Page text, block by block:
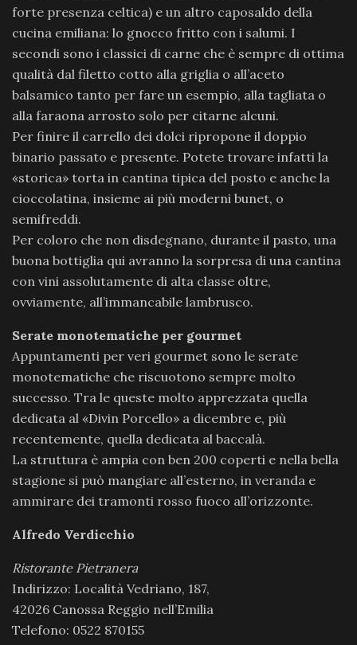
forte presenza celtica) e un altro caposaldo della
cucina emiliana: lo gnocco fritto con i salumi. I
secondi sono i classici di carne che è sempre di ottima
qualità dal filetto cotto alla griglia o all’aceto
balsamico tanto per fare un esempio, alla tagliata o
alla faraona arrosto solo per citarne alcuni.
Per finire il carrello dei dolci ripropone il doppio
binario passato e presente. Potete trovare infatti la
«storica» torta in cantina tipica del posto e anche la
cioccolatina, insieme ai più moderni bunet, o
semifreddi.
Per coloro che non disdegnano, durante il pasto, una
buona bottiglia qui avranno la sorpresa di una cantina
con vini assolutamente di alta classe oltre,
ovviamente, all’immancabile lambrusco.
Serate monotematiche per gourmet
Appuntamenti per veri gourmet sono le serate
monotematiche che riscuotono sempre molto
successo. Tra le queste molto apprezzata quella
dedicata al «Divin Porcello» a dicembre e, più
recentemente, quella dedicata al baccalà.
La struttura è ampia con ben 200 coperti e nella bella
stagione si può mangiare all’esterno, in veranda e
ammirare dei tramonti rosso fuoco all’orizzonte.
Alfredo Verdicchio
Ristorante Pietranera
Indirizzo: Località Vedriano, 187,
42026 Canossa Reggio nell’Emilia
Telefono: 0522 870155